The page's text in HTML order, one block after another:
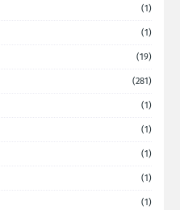
(1)
(1)
(19)
(281)
(1)
(1)
(1)
(1)
(1)